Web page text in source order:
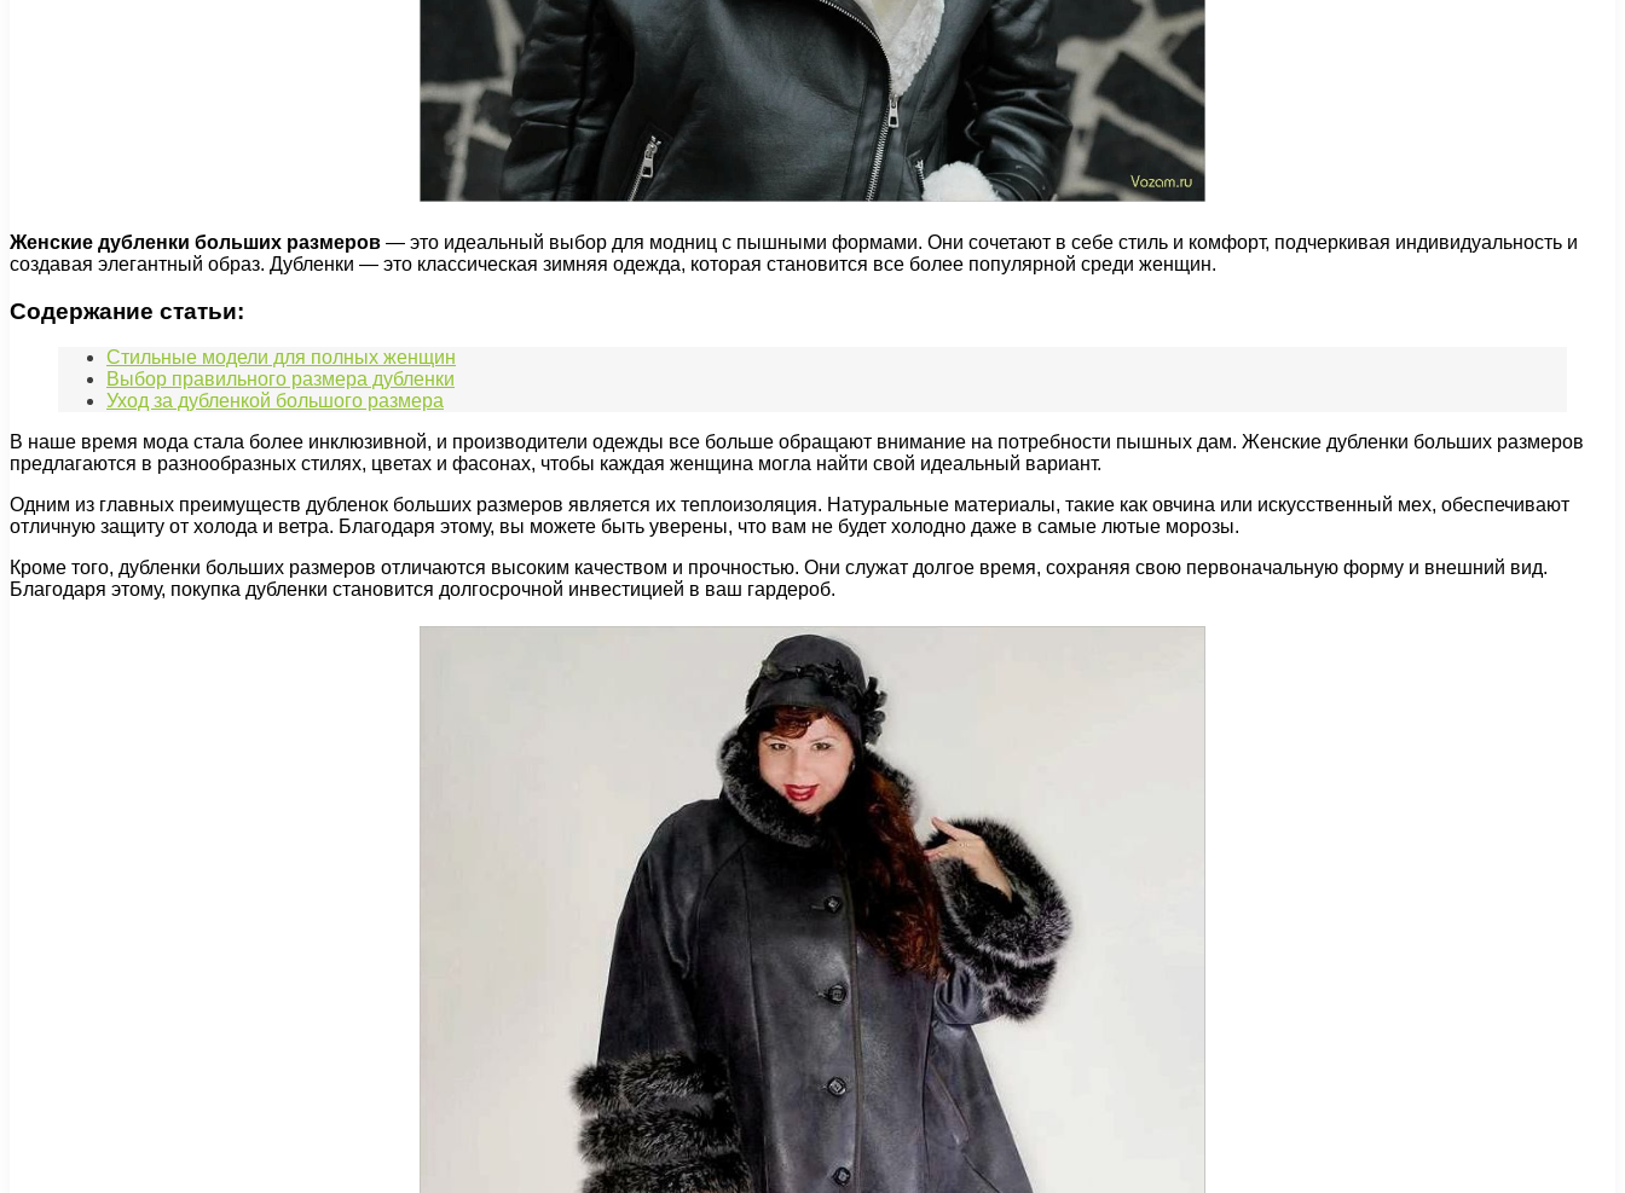
Женские дубленки больших размеров — это идеальный выбор для модниц с пышными формами. Они сочетают в себе стиль и комфорт, подчеркивая индивидуальность и
создавая элегантный образ. Дубленки — это классическая зимняя одежда, которая становится все более популярной среди женщин.
Содержание статьи:
Стильные модели для полных женщин
Выбор правильного размера дубленки
Уход за дубленкой большого размера
В наше время мода стала более инклюзивной, и производители одежды все больше обращают внимание на потребности пышных дам. Женские дубленки больших размеров
предлагаются в разнообразных стилях, цветах и фасонах, чтобы каждая женщина могла найти свой идеальный вариант.
Одним из главных преимуществ дубленок больших размеров является их теплоизоляция. Натуральные материалы, такие как овчина или искусственный мех, обеспечивают
отличную защиту от холода и ветра. Благодаря этому, вы можете быть уверены, что вам не будет холодно даже в самые лютые морозы.
Кроме того, дубленки больших размеров отличаются высоким качеством и прочностью. Они служат долгое время, сохраняя свою первоначальную форму и внешний вид.
Благодаря этому, покупка дубленки становится долгосрочной инвестицией в ваш гардероб.